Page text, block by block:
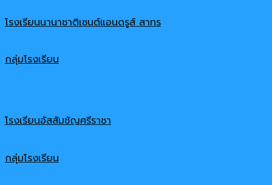
โรงเรียนนานาชาติเซนต์แอนดรูส์ สาทร
กลุ่มโรงเรียน
โรงเรียนอัสสัมชัญศรีราชา
กลุ่มโรงเรียน